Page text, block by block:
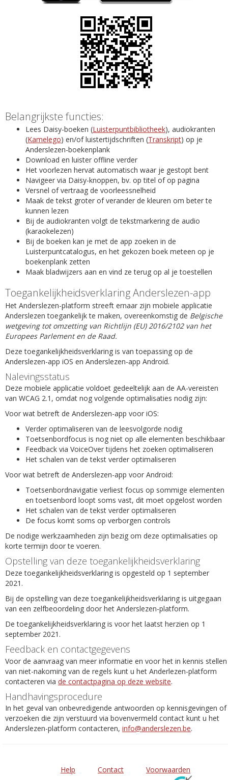
Belangrijkste functies:
Lees Daisy-boeken (Luisterpuntbibliotheek), audiokranten
(Kamelego) en/of luistertijdschriften (Transkript) op je
Anderslezen-boekenplank
Download en luister offline verder
Het voorlezen hervat automatisch waar je gestopt bent
Navigeer via Daisy-knoppen, bv. op titel of op pagina
Versnel of vertraag de voorleessnelheid
Maak de tekst groter of verander de kleuren om beter te
kunnen lezen
Bij de audiokranten volgt de tekstmarkering de audio
(karaokelezen)
Bij de boeken kan je met de app zoeken in de
Luisterpuntcatalogus, en het gekozen boek meteen op je
boekenplank zetten
Maak bladwijzers aan en vind ze terug op al je toestellen
Toegankelijkheidsverklaring Anderslezen-app
Het Anderslezen-platform streeft ernaar zijn mobiele applicatie
Anderslezen toegankelijk te maken, overeenkomstig de Belgische
wetgeving tot omzetting van Richtlijn (EU) 2016/2102 van het
Europees Parlement en de Raad.
Deze toegankelijkheidsverklaring is van toepassing op de
Anderslezen-app iOS en Anderslezen-app Android.
Nalevingsstatus
Deze mobiele applicatie voldoet gedeeltelijk aan de AA-vereisten
van WCAG 2.1, omdat nog volgende optimalisaties nodig zijn:
Voor wat betreft de Anderslezen-app voor iOS:
Verder optimaliseren van de leesvolgorde nodig
Toetsenbordfocus is nog niet op alle elementen beschikbaar
Feedback via VoiceOver tijdens het zoeken optimaliseren
Het schalen van de tekst verder optimaliseren
Voor wat betreft de Anderslezen-app voor Android:
Toetsenbordnavigatie verliest focus op sommige elementen
en toetsenbord loopt soms vast, dit moet opgelost worden
Het schalen van de tekst verder optimaliseren
De focus komt soms op verborgen controls
De nodige werkzaamheden zijn bezig om deze optimalisaties op
korte termijn door te voeren.
Opstelling van deze toegankelijkheidsverklaring
Deze toegankelijkheidsverklaring is opgesteld op 1 september
2021.
Bij de opstelling van deze toegankelijkheidsverklaring is uitgegaan
van een zelfbeoordeling door het Anderslezen-platform.
De toegankelijkheidsverklaring is voor het laatst herzien op 1
september 2021.
Feedback en contactgegevens
Voor de aanvraag van meer informatie en voor het in kennis stellen
van niet-nakoming van de regels kunt u het Anderlezen-platform
contacteren via de contactpagina op deze website.
Handhavingsprocedure
In het geval van onbevredigende antwoorden op kennisgevingen of
verzoeken die zijn verstuurd via bovenvermeld contact kunt u het
Anderslezen-platform contacteren, info@anderslezen.be.
Help Contact
Voorwaarden